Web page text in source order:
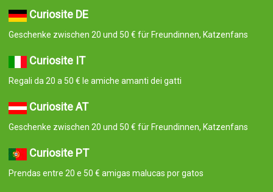
Curiosite DE
Geschenke zwischen 20 und 50 € für Freundinnen, Katzenfans
Curiosite IT
Regali da 20 a 50 € le amiche amanti dei gatti
Curiosite AT
Geschenke zwischen 20 und 50 € für Freundinnen, Katzenfans
Curiosite PT
Prendas entre 20 e 50 € amigas malucas por gatos